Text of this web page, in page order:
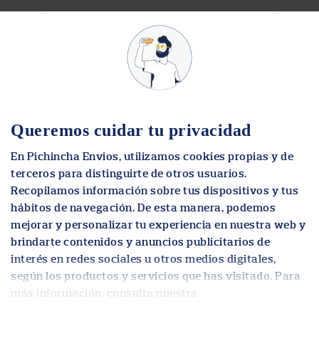
Queremos cuidar tu privacidad
En Pichincha Envios, utilizamos cookies propias y de
terceros para distinguirte de otros usuarios.
Recopilamos información sobre tus dispositivos y tus
hábitos de navegación. De esta manera, podemos
mejorar y personalizar tu experiencia en nuestra web y
brindarte contenidos y anuncios publicitarios de
interés en redes sociales u otros medios digitales,
según los productos y servicios que has visitado. Para
más información, consulta nuestra